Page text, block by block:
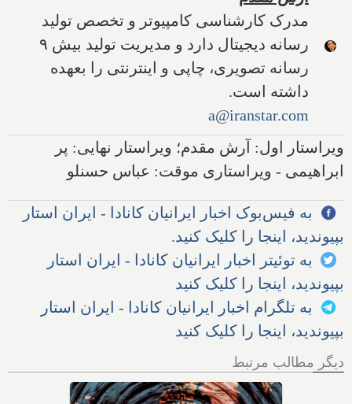
مدرک کارشناسی کامپیوتر و تخصص تولید
رسانه دیجیتال دارد و مدیریت تولید بیش ۹
رسانه تصویری، چاپی و اینترنتی را بعهده
داشته است.
a@iranstar.com
ویراستار اول: آرش مقدم؛ ویراستار نهایی: پر
ابراهیمی - ویراستاری موقت: عباس حسنلو
به فیس‌بوک اخبار ایرانیان کانادا - ایران استار
بپیوندید، اینجا را کلیک کنید.
به توئیتر اخبار ایرانیان کانادا - ایران استار
بپیوندید، اینجا را کلیک کنید
به تلگرام اخبار ایرانیان کانادا - ایران استار
بپیوندید، اینجا را کلیک کنید
دیگر مطالب مرتبط